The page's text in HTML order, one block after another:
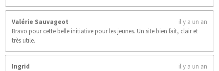
Valérie Sauvageot
il y a un an
Bravo pour cette belle initiative pour les jeunes. Un site bien fait, clair et
très utile.
Ingrid
il y a un an